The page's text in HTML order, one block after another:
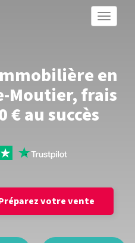
Toggle
en
Moutier, frais
€ au succès
votre vente